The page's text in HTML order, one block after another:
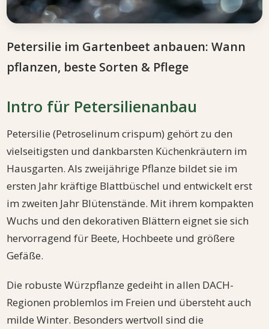
Petersilie im Gartenbeet anbauen: Wann
pflanzen, beste Sorten & Pflege
Intro für Petersilienanbau
Petersilie (Petroselinum crispum) gehört zu den
vielseitigsten und dankbarsten Küchenkräutern im
Hausgarten. Als zweijährige Pflanze bildet sie im
ersten Jahr kräftige Blattbüschel und entwickelt erst
im zweiten Jahr Blütenstände. Mit ihrem kompakten
Wuchs und den dekorativen Blättern eignet sie sich
hervorragend für Beete, Hochbeete und größere
Gefäße.
Die robuste Würzpflanze gedeiht in allen DACH-
Regionen problemlos im Freien und übersteht auch
milde Winter. Besonders wertvoll sind die